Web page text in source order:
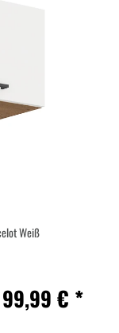
Weiß
99,99 € *